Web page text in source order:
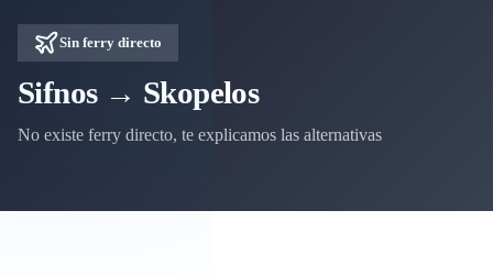
Sin ferry directo
Sifnos → Skopelos
No existe ferry directo, te explicamos las alternativas